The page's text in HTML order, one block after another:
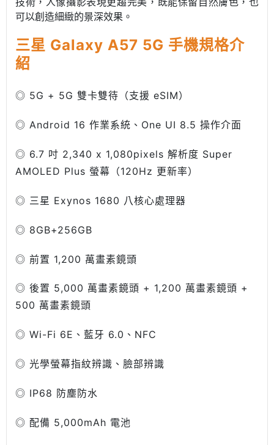
技術，人像攝影表現更趨完美，既能保留自然膚色，也
可以創造細緻的景深效果。
三星 Galaxy A57 5G 手機規格介
紹
◎ 5G + 5G 雙卡雙待（支援 eSIM）
◎ Android 16 作業系統、One UI 8.5 操作介面
◎ 6.7 吋 2,340 x 1,080pixels 解析度 Super
AMOLED Plus 螢幕（120Hz 更新率）
◎ 三星 Exynos 1680 八核心處理器
◎ 8GB+256GB
◎ 前置 1,200 萬畫素鏡頭
◎ 後置 5,000 萬畫素鏡頭 + 1,200 萬畫素鏡頭 +
500 萬畫素鏡頭
◎ Wi-Fi 6E、藍牙 6.0、NFC
◎ 光學螢幕指紋辨識、臉部辨識
◎ IP68 防塵防水
◎ 配備 5,000mAh 電池